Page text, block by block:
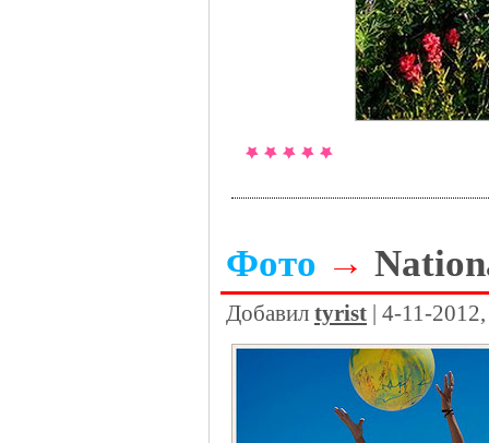
Фото →
Добавил tyrist | 4-11-